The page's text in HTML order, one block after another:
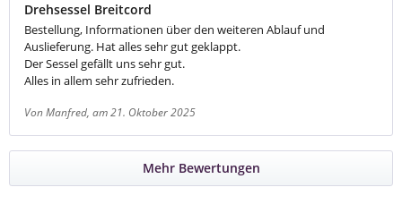
Drehsessel Breitcord
Bestellung, Informationen über den weiteren Ablauf und
Auslieferung. Hat alles sehr gut geklappt.
Der Sessel gefällt uns sehr gut.
Alles in allem sehr zufrieden.
Von Manfred, am 21. Oktober 2025
Mehr Bewertungen